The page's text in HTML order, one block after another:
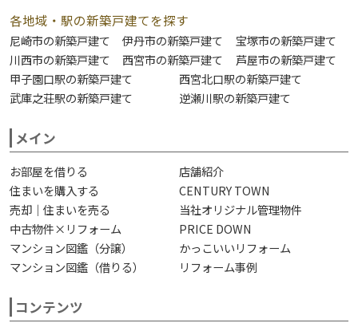
各地域・駅の新築戸建てを探す
尼崎市の新築戸建て 伊丹市の新築戸建て
宝塚市の新築戸建て
川西市の新築戸建て
西宮市の新築戸建て
芦屋市の新築戸建て
甲子園口駅の新築戸建て
西宮北口駅の新築戸建て
武庫之荘駅の新築戸建て
逆瀬川駅の新築戸建て
メイン
お部屋を借りる
店舗紹介
住まいを購入する
CENTURY TOWN
売却｜住まいを売る
当社オリジナル管理物件
中古物件×リフォーム
PRICE DOWN
マンション図鑑（分譲）
かっこいいリフォーム
マンション図鑑（借りる）
リフォーム事例
コンテンツ